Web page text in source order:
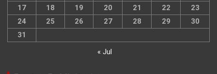
17
18 19 20 21 22
23
24
25 26 27 28 29
30
31
« Jul